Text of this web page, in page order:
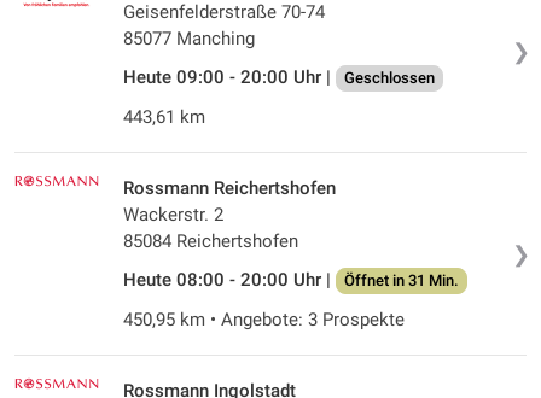
❯
Geisenfelderstraße 70-74
85077 Manching
Heute 09:00 - 20:00 Uhr |
Geschlossen
443,61 km
❯
Rossmann Reichertshofen
Wackerstr. 2
85084 Reichertshofen
Heute 08:00 - 20:00 Uhr |
Öffnet in 31 Min.
450,95 km • Angebote: 3 Prospekte
Rossmann Ingolstadt